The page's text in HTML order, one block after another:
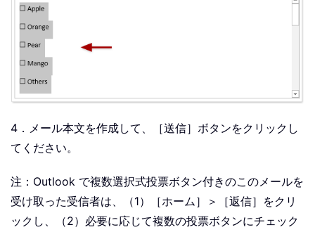
4．メール本文を作成して、［送信］ボタンをクリックし
てください。
注：Outlook で複数選択式投票ボタン付きのこのメールを
受け取った受信者は、（1）［ホーム］＞［返信］をクリ
ックし、（2）必要に応じて複数の投票ボタンにチェック